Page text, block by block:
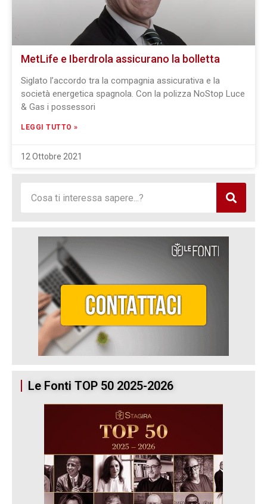
MetLife e Iberdrola assicurano la bolletta
Siglato l’accordo tra la compagnia assicurativa e la
società energetica spagnola. Con la polizza NoStop Luce
& Gas i possessori
LEGGI TUTTO »
12 Ottobre 2021
Le Fonti TOP 50 2025-2026